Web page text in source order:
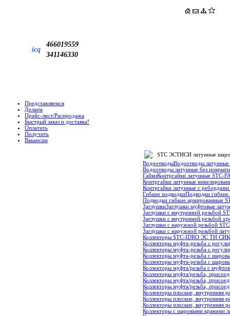
icq
466019559
341146330
Представляемся
Делаем
Прайс-лист/Распродажа
Быстрый заказ и доставка!
Оплатить
Получить
Вакансии
STC ЭСТИСИ латунные
ВодоотводыВодоотводы
Водоотводы латунные без
ГайкиКонтргайки латунные STC-
Контргайки латунные
Контргайки латунные с
Гибкие подводкиПодводки гибкие
Подводки гибкие армированные
ЗаглушкиЗаглушки муфтовые
Заглушки с внутренней резьбой
Заглушки с внутренней резьбой
Заглушки с наружной резьбой
Заглушки с наружной резьбой
Коллекторы STC-IDRO ЭС ТИ СИ
Коллекторы муфта-резьба с
Коллекторы муфта-резьба с
Коллекторы муфта-резьба с
Коллекторы муфта-резьба с
Коллекторы муфта/резьба с
Коллекторы муфта/резьба,
Коллекторы муфта/резьба,
Коллекторы муфта/резьба,
Коллекторы плоские, внутренняя
Коллекторы плоские, внутренняя
Коллекторы плоские, внутренняя
Коллекторы с шаровыми кранами